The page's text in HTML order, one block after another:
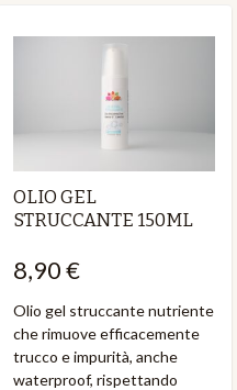
OLIO GEL
STRUCCANTE 150ML
8,90 €
Olio gel struccante nutriente
che rimuove efficacemente
trucco e impurità, anche
waterproof, rispettando